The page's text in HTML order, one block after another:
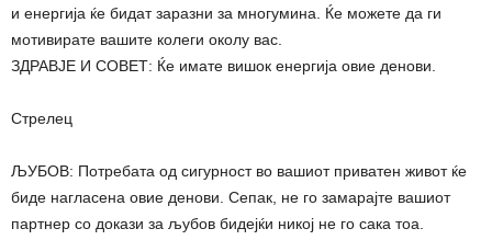
и енергија ќе бидат заразни за многумина. Ќе можете да ги
мотивирате вашите колеги околу вас.
ЗДРАВЈЕ И СОВЕТ: Ќе имате вишок енергија овие денови.
Стрелец
ЉУБОВ: Потребата од сигурност во вашиот приватен живот ќе
биде нагласена овие денови. Сепак, не го замарајте вашиот
партнер со докази за љубов бидејќи никој не го сака тоа.